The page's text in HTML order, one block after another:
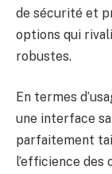
de sécurité et
options qui
robustes.
En termes
une interface
parfaitement
l’efficience